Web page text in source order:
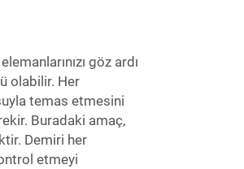
göz ardı
olabilir. Her
temas etmesini
Buradaki amaç,
Demiri her
etmeyi